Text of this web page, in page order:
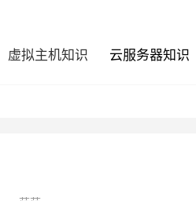
虚拟主机知识 云服务器知识